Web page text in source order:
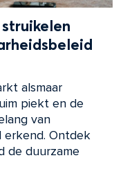
alsmaar
piekt en de
van
erkend. Ontdek
de duurzame